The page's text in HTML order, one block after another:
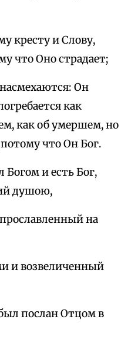
кресту и Слову,
что Оно страдает;
Он
как
как об умершем, но
что Он Бог.
и есть Бог,
душою,
на
и возвеличенный
послан Отцом в